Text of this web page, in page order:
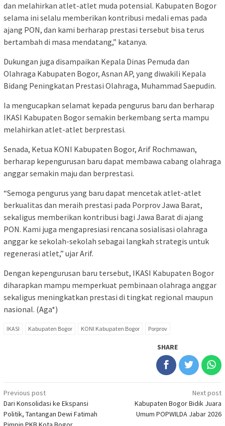
dan melahirkan atlet-atlet muda potensial. Kabupaten Bogor
selama ini selalu memberikan kontribusi medali emas pada
ajang PON, dan kami berharap prestasi tersebut bisa terus
bertambah di masa mendatang,” katanya.
Dukungan juga disampaikan Kepala Dinas Pemuda dan
Olahraga Kabupaten Bogor, Asnan AP, yang diwakili Kepala
Bidang Peningkatan Prestasi Olahraga, Muhammad Saepudin.
Ia mengucapkan selamat kepada pengurus baru dan berharap
IKASI Kabupaten Bogor semakin berkembang serta mampu
melahirkan atlet-atlet berprestasi.
Senada, Ketua KONI Kabupaten Bogor, Arif Rochmawan,
berharap kepengurusan baru dapat membawa cabang olahraga
anggar semakin maju dan berprestasi.
“Semoga pengurus yang baru dapat mencetak atlet-atlet
berkualitas dan meraih prestasi pada Porprov Jawa Barat,
sekaligus memberikan kontribusi bagi Jawa Barat di ajang
PON. Kami juga mengapresiasi rencana sosialisasi olahraga
anggar ke sekolah-sekolah sebagai langkah strategis untuk
regenerasi atlet,” ujar Arif.
Dengan kepengurusan baru tersebut, IKASI Kabupaten Bogor
diharapkan mampu memperkuat pembinaan olahraga anggar
sekaligus meningkatkan prestasi di tingkat regional maupun
nasional. (Aga*)
IKASI Kabupaten Bogor KONI Kabupaten Bogor Porprov
SHARE
Post
navigation
Previous post
Dari Konsolidasi ke Ekspansi
Politik, Tantangan Dewi Fatimah
Next post
Kabupaten Bogor Bidik Juara
Umum POPWILDA Jabar 2026